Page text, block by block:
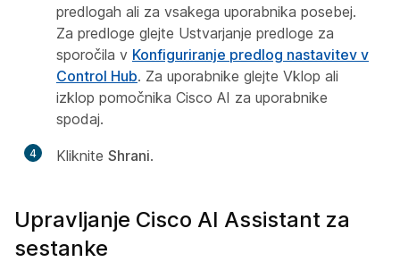
predlogah ali za vsakega uporabnika posebej.
Za predloge glejte Ustvarjanje predloge za
sporočila v Konfiguriranje predlog nastavitev v
Control Hub. Za uporabnike glejte Vklop ali
izklop pomočnika Cisco AI za uporabnike
spodaj.
4 Kliknite Shrani.
Upravljanje Cisco AI Assistant za
sestanke